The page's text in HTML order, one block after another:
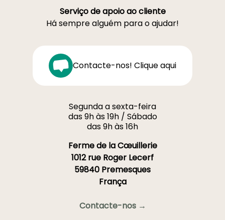
Serviço de apoio ao cliente
Há sempre alguém para o ajudar!
Contacte-nos! Clique aqui
Segunda a sexta-feira
das 9h às 19h / Sábado
das 9h às 16h
Ferme de la Cœuillerie
1012 rue Roger Lecerf
59840 Premesques
França
Contacte-nos →